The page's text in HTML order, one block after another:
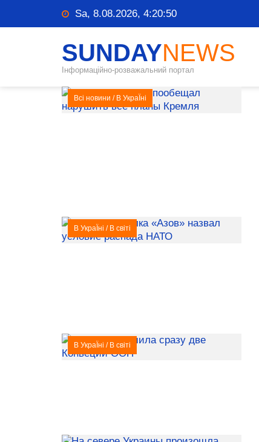
Sa, 8.08.2026, 4:20:50
SUNDAYNEWS
Інформаційно-розважальний портал
Всі новини / В УкраЇні
В УкраЇні / В світі
В УкраЇні / В світі